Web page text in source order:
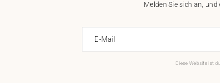
Melden Sie sich an,
E-Mail
Diese Website ist